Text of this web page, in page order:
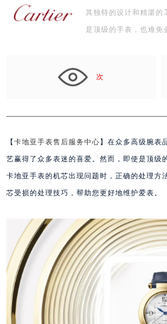
其独特的设计和精湛的
是顶级的手表，也难免
次
【卡地亚手表售后服务中心】在众多高级腕表
艺赢得了众多表迷的喜爱。然而，即使是顶级
卡地亚手表的机芯出现问题时，正确的处理方
芯受损的处理技巧，帮助您更好地维护爱表。